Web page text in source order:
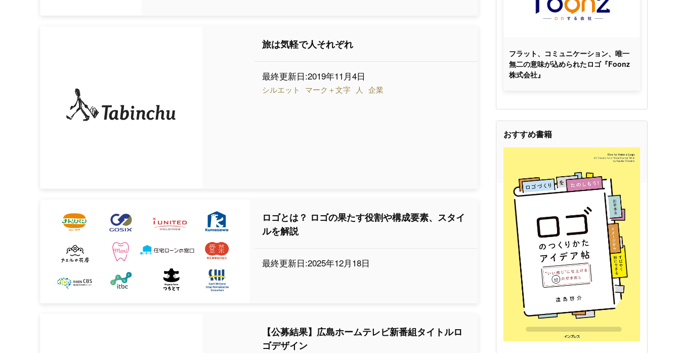
旅は気軽で人それぞれ
最終更新日:2019年11月4日
シルエット マーク＋文字 人 企業
ロゴとは？ ロゴの果たす役割や構成要素、スタイ
ルを解説
最終更新日:2025年12月18日
【公募結果】広島ホームテレビ新番組タイトルロ
ゴデザイン
フラット、コミュニケーション、唯一
無二の意味が込められたロゴ『Foonz
株式会社』
おすすめ書籍